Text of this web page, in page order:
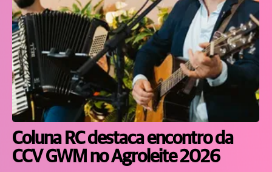
Coluna RC destaca encontro da
CCV GWM no Agroleite 2026